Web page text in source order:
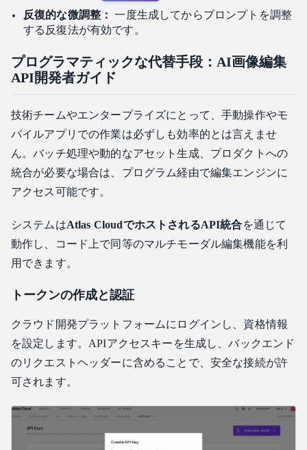
反復的な微調整： 一度生成してからプロンプトを調整
する反復法が有効です。
プログラマティックな代替手段：AI画像編集
API開発者ガイド
技術チームやエンタープライズにとって、手動操作やモ
バイルアプリでの作業は必ずしも効率的とは言えませ
ん。バッチ処理や動的なアセット生成、プロダクトへの
統合が必要な場合は、プログラム経由で編集エンジンに
アクセス可能です。
システムはAtlas CloudでホストされるAPI統合を通じて
動作し、コード上で同等のマルチモーダル編集機能を利
用できます。
トークンの作成と認証
クラウド開発プラットフォームにログインし、資格情報
を設定します。APIアクセスキーを生成し、バックエンド
のリクエストヘッダーに含めることで、安全な接続が許
可されます。